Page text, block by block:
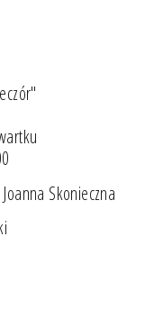
Skonieczna